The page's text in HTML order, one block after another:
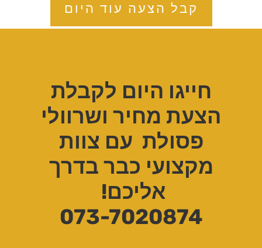
קבל הצעה עוד היום
חייגו היום לקבלת
הצעת מחיר ושרוולי
פסולת עם צוות
מקצועי כבר בדרך
אליכם!
073-7020874